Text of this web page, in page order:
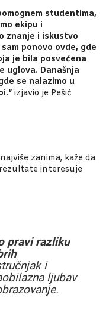
studentima,
ekipu i
znanje i iskustvo
ponovo ovde, gde
je bila posvećena
uglova. Današnja
se nalazimo u
izjavio je Pešić
zanima, kaže da
interesuje
pravi razliku
i
ljubav